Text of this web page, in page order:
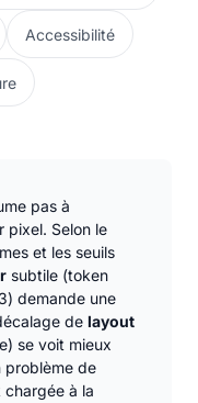
Accessibilité
pas à
pixel. Selon le
et les seuils
subtile (token
demande une
de layout
se voit mieux
problème de
à la